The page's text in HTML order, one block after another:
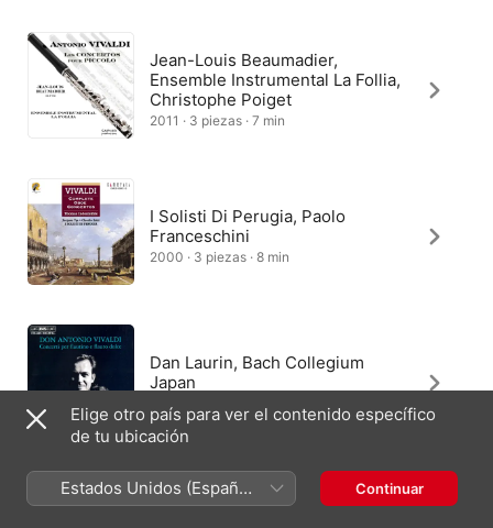
Jean-Louis Beaumadier,
Ensemble Instrumental La Follia,
Christophe Poiget
2011 · 3 piezas · 7 min
I Solisti Di Perugia, Paolo
Franceschini
2000 · 3 piezas · 8 min
Dan Laurin, Bach Collegium
Japan
1997 · 3 piezas · 7 min
Stephen Preston, Academy of
Elige otro país para ver el contenido específico
de tu ubicación
Estados Unidos (Español
México)
Continuar